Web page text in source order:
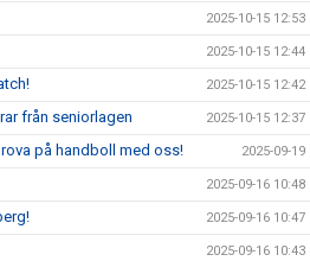
2025-10-15 12:53
2025-10-15 12:44
2025-10-15 12:42
från seniorlagen 2025-10-15 12:37
på handboll med oss! 2025-09-19
2025-09-16 10:48
2025-09-16 10:47
2025-09-16 10:43